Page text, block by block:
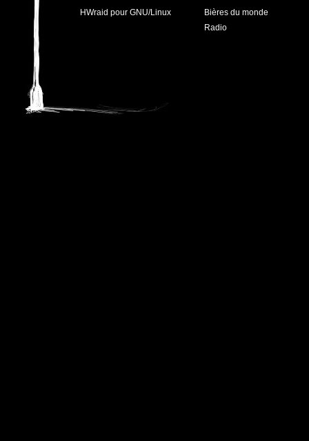
HWraid pour GNU/Linux
Bières du monde
Radio